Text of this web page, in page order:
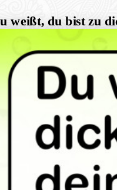
weißt, du bist zu